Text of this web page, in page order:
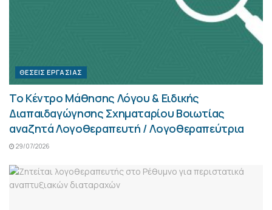
ΘΈΣΕΙΣ ΕΡΓΑΣΊΑΣ
Το Κέντρο Μάθησης Λόγου & Ειδικής
Διαπαιδαγώγησης Σχηματαρίου Βοιωτίας
αναζητά Λογοθεραπευτή / Λογοθεραπεύτρια
29/07/2026